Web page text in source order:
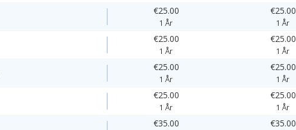
€25.00
1 År
€25.00
1 År
€25.00
1 År
€25.00
1 År
€25.00
1 År
€25.00
1 År
€25.00
1 År
€25.00
1 År
€35.00 €35.00